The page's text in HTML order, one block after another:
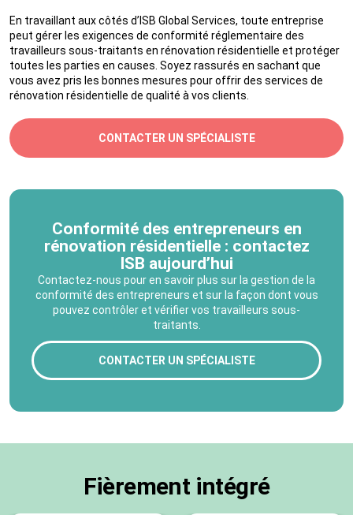
En travaillant aux côtés d’ISB Global Services, toute entreprise
peut gérer les exigences de conformité réglementaire des
travailleurs sous-traitants en rénovation résidentielle et protéger
toutes les parties en causes. Soyez rassurés en sachant que
vous avez pris les bonnes mesures pour offrir des services de
rénovation résidentielle de qualité à vos clients.
CONTACTER UN SPÉCIALISTE
Conformité des entrepreneurs en
rénovation résidentielle : contactez
ISB aujourd’hui
Contactez-nous pour en savoir plus sur la gestion de la
conformité des entrepreneurs et sur la façon dont vous
pouvez contrôler et vérifier vos travailleurs sous-
traitants.
CONTACTER UN SPÉCIALISTE
Fièrement intégré